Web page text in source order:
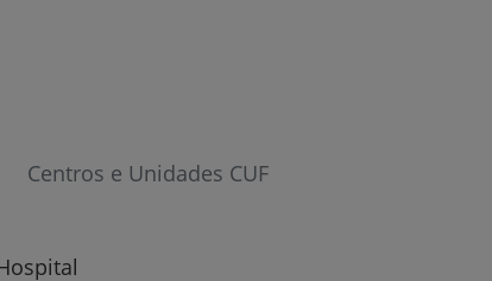
Centros e Unidades CUF